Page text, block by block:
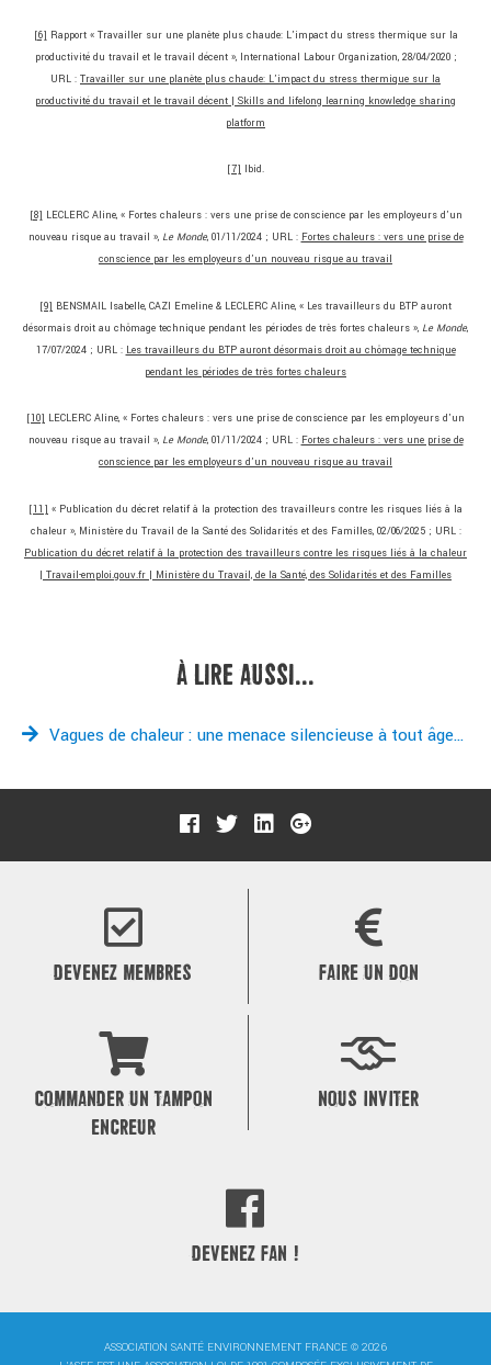
[6] Rapport « Travailler sur une planète plus chaude: L’impact du stress thermique sur la
productivité du travail et le travail décent », International Labour Organization, 28/04/2020 ;
URL : Travailler sur une planète plus chaude: L’impact du stress thermique sur la
productivité du travail et le travail décent | Skills and lifelong learning knowledge sharing
platform
[7] Ibid.
[8] LECLERC Aline, « Fortes chaleurs : vers une prise de conscience par les employeurs d’un
nouveau risque au travail », Le Monde, 01/11/2024 ; URL : Fortes chaleurs : vers une prise de
conscience par les employeurs d’un nouveau risque au travail
[9] BENSMAIL Isabelle, CAZI Emeline & LECLERC Aline, « Les travailleurs du BTP auront
désormais droit au chômage technique pendant les périodes de très fortes chaleurs », Le Monde,
17/07/2024 ; URL : Les travailleurs du BTP auront désormais droit au chômage technique
pendant les périodes de très fortes chaleurs
[10] LECLERC Aline, « Fortes chaleurs : vers une prise de conscience par les employeurs d’un
nouveau risque au travail », Le Monde, 01/11/2024 ; URL : Fortes chaleurs : vers une prise de
conscience par les employeurs d’un nouveau risque au travail
[11] « Publication du décret relatif à la protection des travailleurs contre les risques liés à la
chaleur », Ministère du Travail de la Santé des Solidarités et des Familles, 02/06/2025 ; URL :
Publication du décret relatif à la protection des travailleurs contre les risques liés à la chaleur
| Travail-emploi.gouv.fr | Ministère du Travail, de la Santé, des Solidarités et des Familles
À LIRE AUSSI...
Vagues de chaleur : une menace silencieuse à tout âge…
DEVENEZ MEMBRES FAIRE UN DON
COMMANDER UN TAMPON
ENCREUR
NOUS INVITER
DEVENEZ FAN !
ASSOCIATION SANTÉ ENVIRONNEMENT FRANCE © 2026